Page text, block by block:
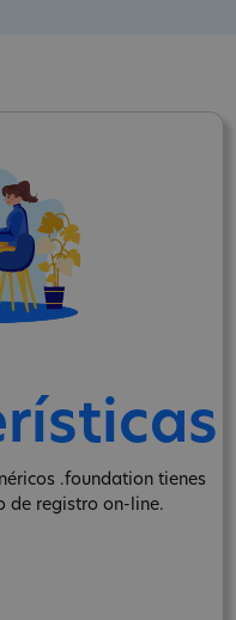
.foundation tienes
de registro on-line.